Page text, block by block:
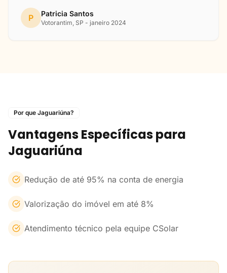
P Patricia Santos
Votorantim, SP - janeiro 2024
Por que Jaguariúna?
Vantagens Específicas para
Jaguariúna
Redução de até 95% na conta de energia
Valorização do imóvel em até 8%
Atendimento técnico pela equipe CSolar